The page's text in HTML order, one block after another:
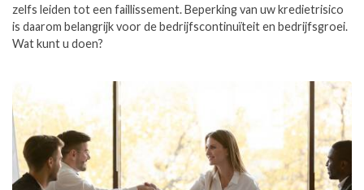
zelfs leiden tot een faillissement. Beperking van uw kredietrisico
is daarom belangrijk voor de bedrijfscontinuïteit en bedrijfsgroei.
Wat kunt u doen?